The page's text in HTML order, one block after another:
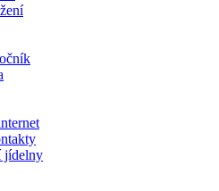
jídelny